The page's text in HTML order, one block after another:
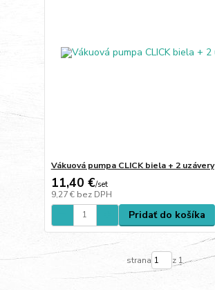
Vákuová pumpa CLICK biela + 2 uzávery
11,40 €/set
9,27 € bez DPH
Pridať do košíka
strana z 1